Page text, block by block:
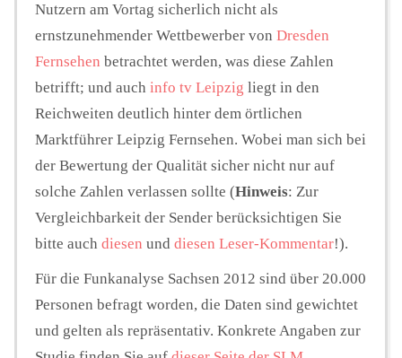
Nutzern am Vortag sicherlich nicht als
ernstzunehmender Wettbewerber von Dresden
Fernsehen betrachtet werden, was diese Zahlen
betrifft; und auch info tv Leipzig liegt in den
Reichweiten deutlich hinter dem örtlichen
Marktführer Leipzig Fernsehen. Wobei man sich bei
der Bewertung der Qualität sicher nicht nur auf
solche Zahlen verlassen sollte (Hinweis: Zur
Vergleichbarkeit der Sender berücksichtigen Sie
bitte auch diesen und diesen Leser-Kommentar!).
Für die Funkanalyse Sachsen 2012 sind über 20.000
Personen befragt worden, die Daten sind gewichtet
und gelten als repräsentativ. Konkrete Angaben zur